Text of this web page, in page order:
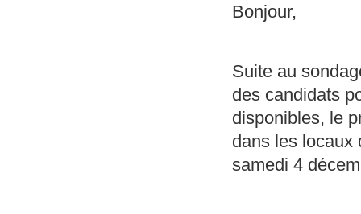
Bonjour,
Suite au
des candidats
disponibles, le
dans les locaux
samedi 4